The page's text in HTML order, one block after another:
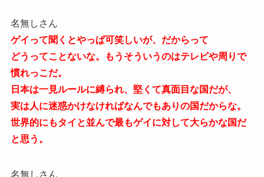
名無しさん
ゲイって聞くとやっぱ可笑しいが、だからって
どうってことないな。もうそういうのはテレビや周りで
慣れっこだ。
日本は一見ルールに縛られ、堅くて真面目な国だが、
実は人に迷惑かけなければなんでもありの国だからな。
世界的にもタイと並んで最もゲイに対して大らかな国だ
と思う。
名無しさん